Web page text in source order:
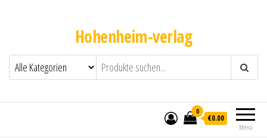
Hohenheim-verlag
Menü
0
€0.00